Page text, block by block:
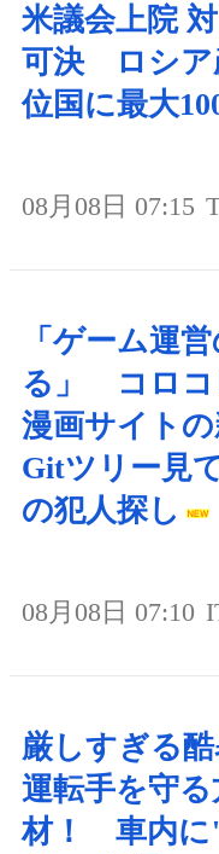
米議会上院
可決 ロシア
位国に最大
08月08日 07:15
「ゲーム運
る」 コロコ
漫画サイト
Gitツリー見
の犯人探し
08月08日 07:10
厳しすぎる
運転手を守
材！ 車内に